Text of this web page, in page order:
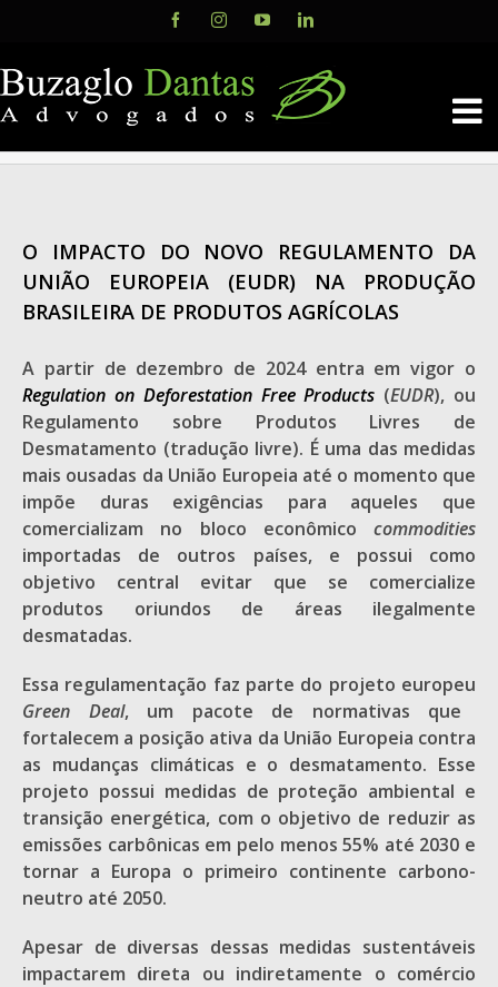
content
FacebookInstagramYouTubeLinkedIn
O IMPACTO DO NOVO REGULAMENTO DA
UNIÃO EUROPEIA (EUDR) NA PRODUÇÃO
BRASILEIRA DE PRODUTOS AGRÍCOLAS
A partir de dezembro de 2024 entra em vigor o
Regulation on Deforestation Free Products (EUDR), ou
Regulamento sobre Produtos Livres de
Desmatamento (tradução livre). É uma das medidas
mais ousadas da União Europeia até o momento que
impõe duras exigências para aqueles que
comercializam no bloco econômico commodities
importadas de outros países, e possui como
objetivo central evitar que se comercialize
produtos oriundos de áreas ilegalmente
desmatadas.
Essa regulamentação faz parte do projeto europeu
Green Deal, um pacote de normativas que
fortalecem a posição ativa da União Europeia contra
as mudanças climáticas e o desmatamento. Esse
projeto possui medidas de proteção ambiental e
transição energética, com o objetivo de reduzir as
emissões carbônicas em pelo menos 55% até 2030 e
tornar a Europa o primeiro continente carbono-
neutro até 2050.
Apesar de diversas dessas medidas sustentáveis
impactarem direta ou indiretamente o comércio